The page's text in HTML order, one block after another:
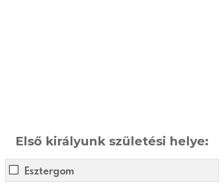
Első királyunk születési helye:
Esztergom